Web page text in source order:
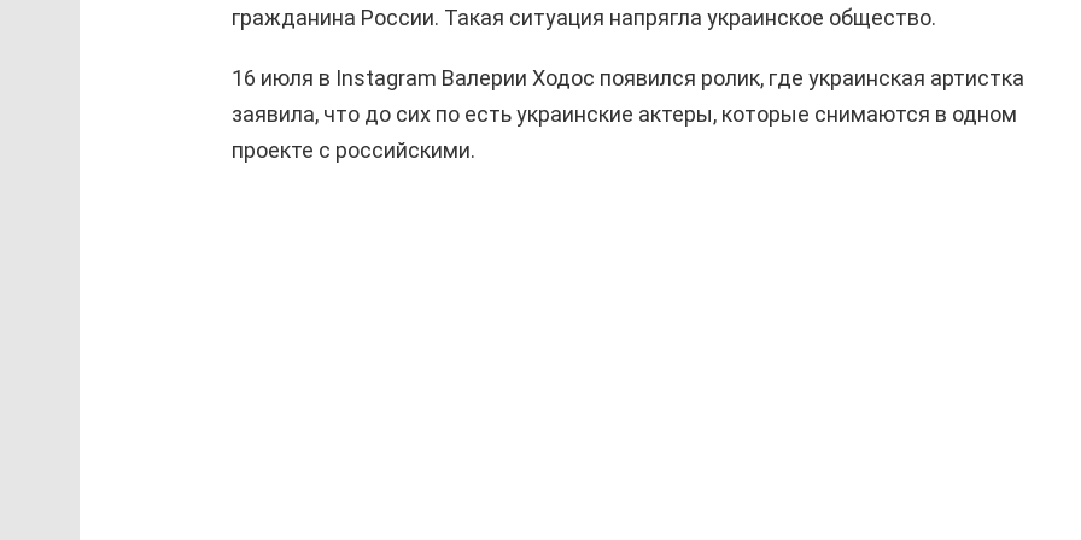
гражданина России. Такая ситуация напрягла украинское общество.
16 июля в Instagram Валерии Ходос появился ролик, где украинская артистка
заявила, что до сих по есть украинские актеры, которые снимаются в одном
проекте с российскими.